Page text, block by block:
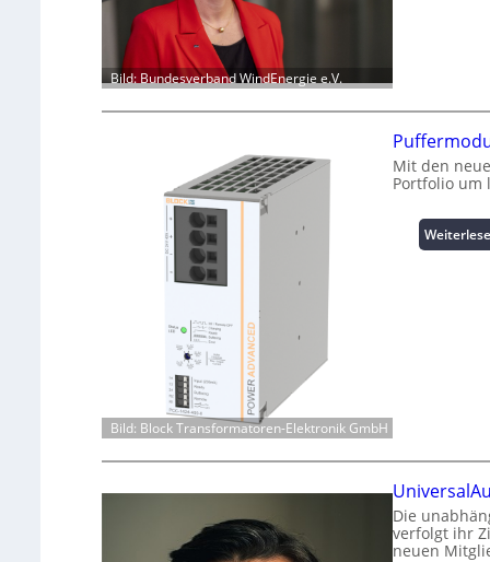
Bild: Bundesverband WindEnergie e.V.
Bild: Block Transformatoren-Elektronik GmbH
Mit den
Portfolio um
Die
verfolgt ihr
neuen